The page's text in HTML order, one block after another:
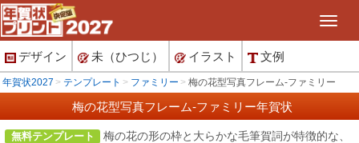
デザイン 未（ひつじ） イラスト 文例
年賀状2027 テンプレート ファミリー 梅の花型写真フレーム-ファミリー
梅の花型写真フレーム-ファミリー年賀状
無料テンプレート
梅の花の形の枠と大らかな毛筆賀詞が特徴的な、